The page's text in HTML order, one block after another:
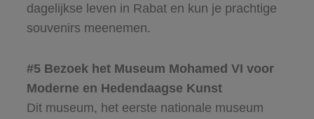
dagelijkse leven in Rabat en kun je prachtige
souvenirs meenemen.
#5 Bezoek het Museum Mohamed VI voor
Moderne en Hedendaagse Kunst
Dit museum, het eerste nationale museum